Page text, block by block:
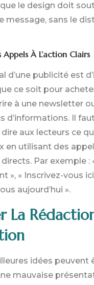
que le design doit
message, sans le
Appels À L’action Clairs
d’une publicité est
ce soit pour
à une newsletter
d’informations. Il
aux lecteurs ce
en utilisant des
directs. Par exemple :
», « Inscrivez-vous
aujourd’hui ».
La
idées peuvent
mauvaise